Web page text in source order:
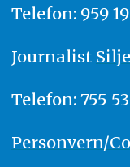
Telefon: 959 19
Journalist
Telefon: 755
Personvern/